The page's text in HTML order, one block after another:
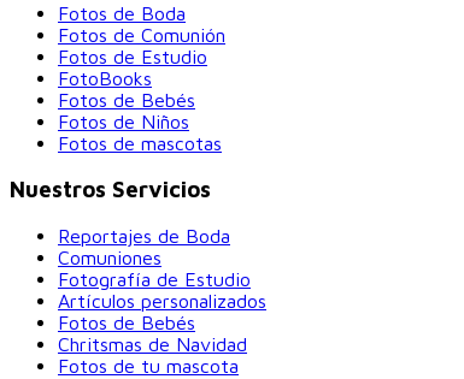
Fotos de Boda
Fotos de Comunión
Fotos de Estudio
FotoBooks
Fotos de Bebés
Fotos de Niños
Fotos de mascotas
Nuestros Servicios
Reportajes de Boda
Comuniones
Fotografía de Estudio
Artículos personalizados
Fotos de Bebés
Chritsmas de Navidad
Fotos de tu mascota